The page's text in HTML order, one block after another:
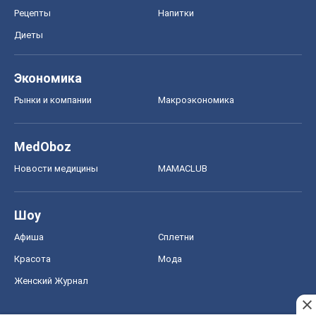
Рецепты Напитки
Диеты
Экономика
Рынки и компании Mакроэкономика
MedOboz
Новости медицины MAMACLUB
Шоу
Афиша Сплетни
Красота Мода
Женский Журнал